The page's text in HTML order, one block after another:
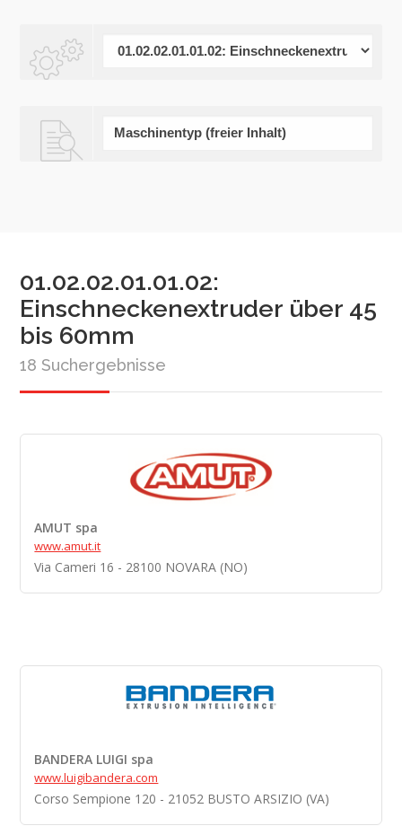
01.02.02.01.01.02:
Einschneckenextruder über 45
bis 60mm
18 Suchergebnisse
AMUT spa
www.amut.it
Via Cameri 16 - 28100 NOVARA (NO)
BANDERA LUIGI spa
www.luigibandera.com
Corso Sempione 120 - 21052 BUSTO ARSIZIO (VA)